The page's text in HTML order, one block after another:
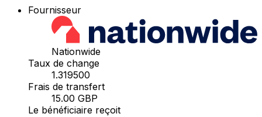
Fournisseur
Nationwide
Taux de change
1.319500
Frais de transfert
15.00 GBP
Le bénéficiaire reçoit